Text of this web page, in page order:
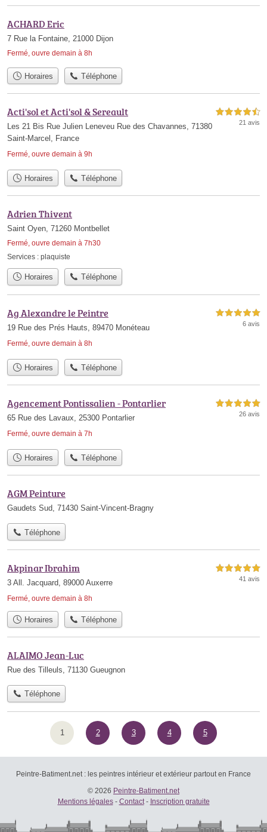
ACHARD Eric
7 Rue la Fontaine, 21000 Dijon
Fermé, ouvre demain à 8h
Horaires Téléphone
Acti'sol et Acti'sol & Sereault
Les 21 Bis Rue Julien Leneveu Rue des Chavannes, 71380
Saint-Marcel, France
Fermé, ouvre demain à 9h
4,5 étoiles sur 5
21 avis
Horaires Téléphone
Adrien Thivent
Saint Oyen, 71260 Montbellet
Fermé, ouvre demain à 7h30
Services : plaquiste
Horaires Téléphone
Ag Alexandre le Peintre
19 Rue des Prés Hauts, 89470 Monéteau
Fermé, ouvre demain à 8h
5,0 étoiles sur 5
6 avis
Horaires Téléphone
Agencement Pontissalien - Pontarlier
65 Rue des Lavaux, 25300 Pontarlier
Fermé, ouvre demain à 7h
5,0 étoiles sur 5
26 avis
Horaires Téléphone
AGM Peinture
Gaudets Sud, 71430 Saint-Vincent-Bragny
Téléphone
Akpinar Ibrahim
3 All. Jacquard, 89000 Auxerre
Fermé, ouvre demain à 8h
5,0 étoiles sur 5
41 avis
Horaires Téléphone
ALAIMO Jean-Luc
Rue des Tilleuls, 71130 Gueugnon
Téléphone
1 2 3 4 5
Peintre-Batiment.net : les peintres intérieur et extérieur partout en France
© 2026 Peintre-Batiment.net
Mentions légales- Contact- Inscription gratuite